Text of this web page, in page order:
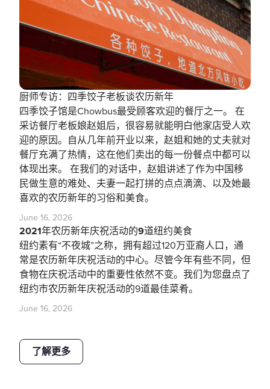
厨师专访：四季饺子老板谈农历新年
四季饺子馆是Chowbus最受顾客欢迎的餐厅之一。 在
采访餐厅老板娘赵姐后，很容易就能明白他家店受人欢
迎的原因。自从几年前开业以来，赵姐和她的丈夫就对
餐厅充满了热情，这在他们卖出的每一份餐点中都可以
体现出来。 在我们的对话中，赵姐讲述了作为中国移
民做生意的难处、夫妻一起打拼的点点滴滴、以及她最
喜欢的农历新年的习俗和美食。
June 16, 2026
2021年农历新年庆祝活动的9道纽约美食
纽约素有“不夜城”之称，拥有超过120万亚裔人口，通
常是农历新年庆祝活动的中心。尽管今年有些不同，但
食物在庆祝活动中的重要性依然不变。我们为您盘点了
纽约市农历新年庆祝活动的9道最佳菜肴。
June 16, 2026
了解更多